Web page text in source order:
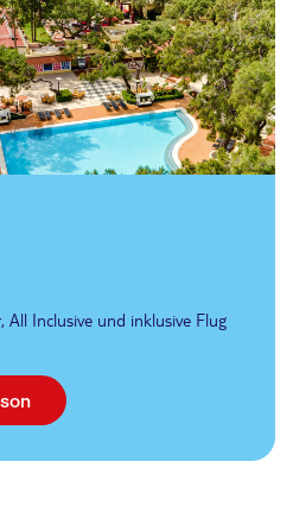
Inclusive und inklusive Flug